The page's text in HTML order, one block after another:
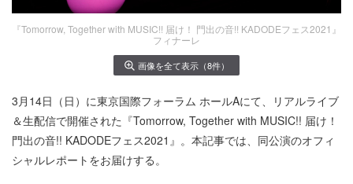
『Tomorrow, Together with MUSIC!! 届け！ 門出の音!! KADODEフェス2021』
フィナーレ
画像を全て表示（8件）
3月14日（日）に東京国際フォーラム ホールAにて、リアルライブ
＆生配信で開催された『Tomorrow, Together with MUSIC!! 届け！
門出の音!! KADODEフェス2021』。本記事では、同公演のオフィ
シャルレポートをお届けする。